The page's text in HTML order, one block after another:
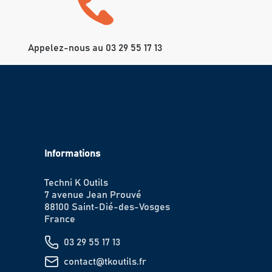
Appelez-nous au 03 29 55 17 13
Informations
Techni K Outils
7 avenue Jean Prouvé
88100 Saint-Dié-des-Vosges
France
03 29 55 17 13
contact@tkoutils.fr